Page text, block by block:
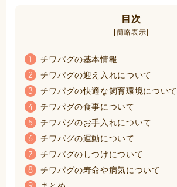
目次
[簡略表示]
1 チワパグの基本情報
2 チワパグの迎え入れについて
3 チワパグの快適な飼育環境について
4 チワパグの食事について
5 チワパグのお手入れについて
6 チワパグの運動について
7 チワパグのしつけについて
8 チワパグの寿命や病気について